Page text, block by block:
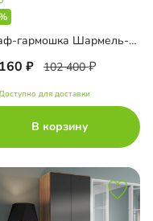
Шкаф-гармошка Шармель-3.3 Лайф
102 400
для доставки
В корзину